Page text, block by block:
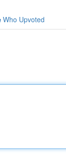
Who Upvoted